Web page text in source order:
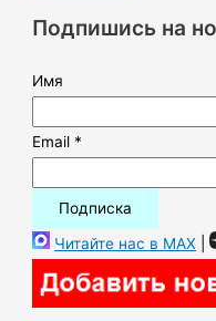
:Подпишись на
Имя
Email *
Читайте нас в MAX |